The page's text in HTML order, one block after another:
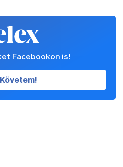
Facebookon is!
Követem!